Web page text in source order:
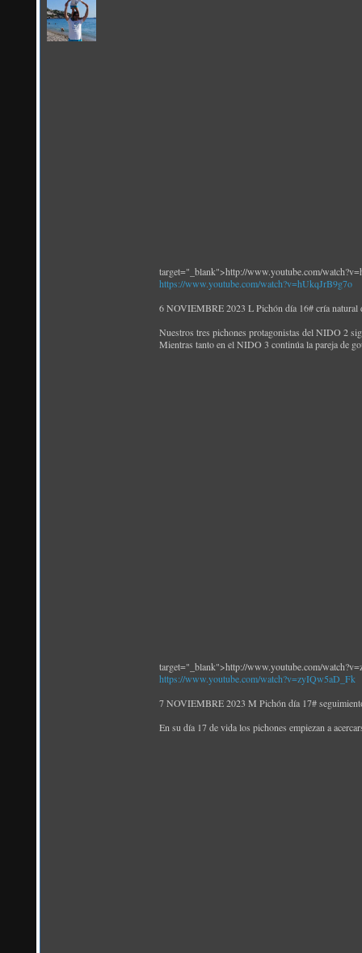
target="_blank">http://www.youtube.com/
https://www.youtube.com/watch?v=hUkqJrB9g7o
6 NOVIEMBRE 2023 L Pichón día 16# cría
Nuestros tres pichones protagonistas del NIDO 2
Mientras tanto en el NIDO 3 continúa la pareja de
target="_blank">http://www.youtube.com/
https://www.youtube.com/watch?v=zyIQw5aD_Fk
7 NOVIEMBRE 2023 M Pichón día 17#
En su día 17 de vida los pichones empiezan a